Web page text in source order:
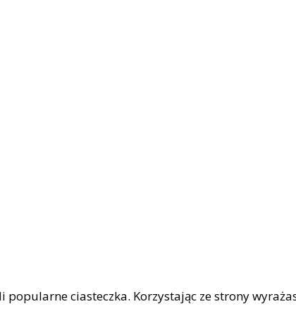
ciasteczka. Korzystając ze strony